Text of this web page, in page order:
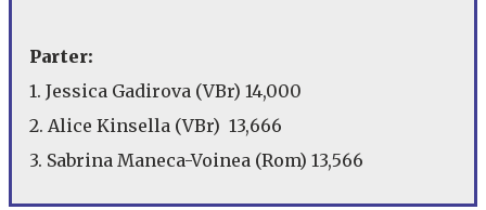
Parter:
1. Jessica Gadirova (VBr) 14,000
2. Alice Kinsella (VBr) 13,666
3. Sabrina Maneca-Voinea (Rom) 13,566